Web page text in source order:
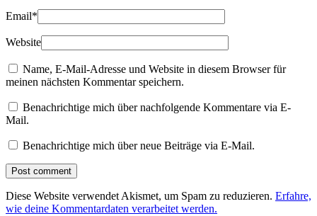
Email*
Website
Name, E-Mail-Adresse und Website in diesem Browser für
meinen nächsten Kommentar speichern.
Benachrichtige mich über nachfolgende Kommentare via E-
Mail.
Benachrichtige mich über neue Beiträge via E-Mail.
Diese Website verwendet Akismet, um Spam zu reduzieren. Erfahre,
wie deine Kommentardaten verarbeitet werden.